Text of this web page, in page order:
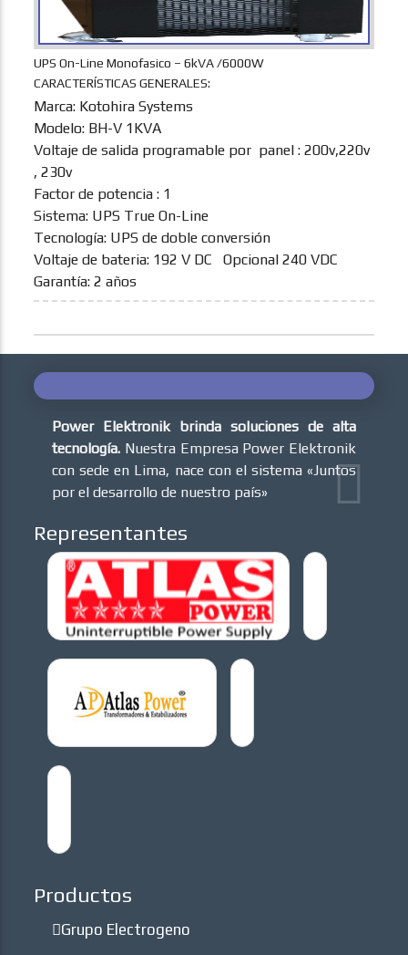
UPS On-Line Monofasico – 6kVA /6000W
CARACTERÍSTICAS GENERALES:
Marca: Kotohira Systems
Modelo: BH-V 1KVA
Voltaje de salida programable por panel : 200v,220v
, 230v
Factor de potencia : 1
Sistema: UPS True On-Line
Tecnología: UPS de doble conversión
Voltaje de bateria: 192 V DC Opcional 240 VDC
Garantía: 2 años
Power Elektronik brinda soluciones de alta
tecnología. Nuestra Empresa Power Elektronik
con sede en Lima, nace con el sistema «Juntos
por el desarrollo de nuestro país»
Representantes
Productos
Grupo Electrogeno